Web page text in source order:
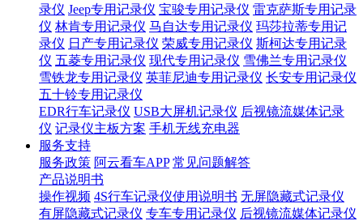
录仪 Jeep专用记录仪 宝骏专用记录仪 雷克萨斯专用记录
仪 林肯专用记录仪 马自达专用记录仪 玛莎拉蒂专用记
录仪 日产专用记录仪 荣威专用记录仪 斯柯达专用记录
仪 五菱专用记录仪 现代专用记录仪 雪佛兰专用记录仪
雪铁龙专用记录仪 英菲尼迪专用记录仪 长安专用记录仪
五十铃专用记录仪
EDR行车记录仪 USB大屏机记录仪 后视镜流媒体记录
仪 记录仪主板方案 手机无线充电器
服务支持
服务政策 阿云看车APP 常见问题解答
产品说明书
操作视频 4S行车记录仪使用说明书 无屏隐藏式记录仪
有屏隐藏式记录仪 专车专用记录仪 后视镜流媒体记录仪